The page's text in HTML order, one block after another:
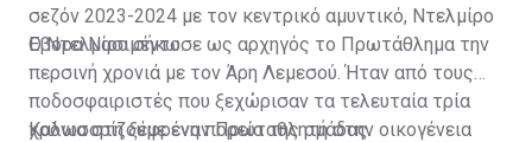
σεζόν 2023-2024 με τον κεντρικό αμυντικό, Ντελμίρο
Έβορα Νασιμέντο.
Ο Ντελμίρο σήκωσε ως αρχηγός το Πρωτάθλημα την
περσινή χρονιά με τον Άρη Λεμεσού. Ήταν από τους
ποδοσφαιριστές που ξεχώρισαν τα τελευταία τρία
χρόνια στη ξέφρενη πορεία της ομάδας.
Καλωσορίζουμε έναν Πρωταθλητή στην οικογένεια